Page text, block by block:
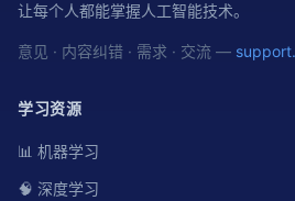
让每个人都能掌握人工智能技术。
意见 · 内容纠错 · 需求 · 交流 —
学习资源
📊 机器学习
🧠 深度学习